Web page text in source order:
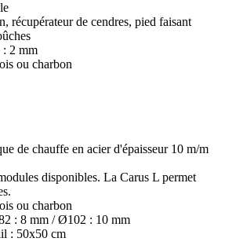
récupérateur de cendres, pied faisant
: 2 mm
ou charbon
de chauffe en acier d'épaisseur 10 m/m
disponibles. La Carus L permet
ou charbon
: 8 mm / Ø102 : 10 mm
: 50x50 cm